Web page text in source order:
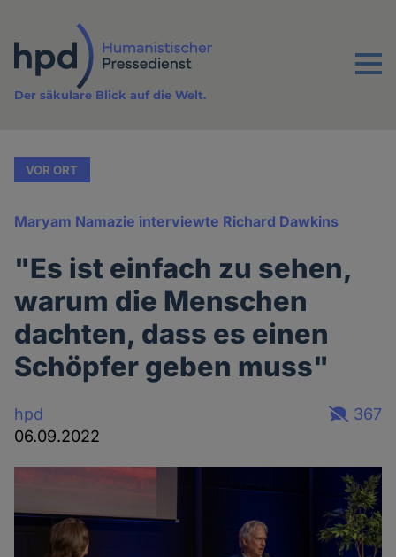
Inhalt
Menu
Der säkulare Blick auf die Welt.
VOR ORT
Maryam Namazie interviewte Richard Dawkins
"Es ist einfach zu sehen,
warum die Menschen
dachten, dass es einen
Schöpfer geben muss"
hpd
06.09.2022
367